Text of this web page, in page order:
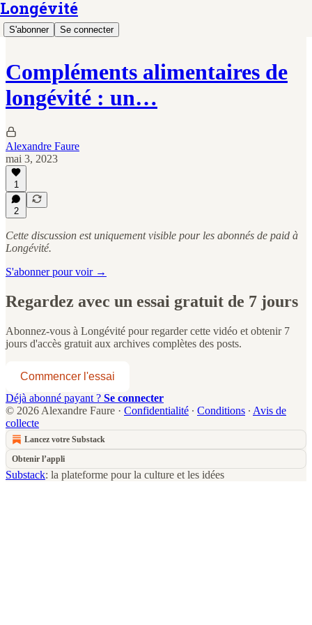
Longévité
S'abonner Se connecter
Compléments alimentaires de
longévité : un…
Alexandre Faure
mai 3, 2023
1
2
Cette discussion est uniquement visible pour les abonnés de paid à
Longévité.
S'abonner pour voir →
Regardez avec un essai gratuit de 7 jours
Abonnez-vous à Longévité pour regarder cette vidéo et obtenir 7
jours d'accès gratuit aux archives complètes des posts.
Commencer l'essai
Déjà abonné payant ? Se connecter
© 2026 Alexandre Faure · Confidentialité ∙ Conditions ∙ Avis de
collecte
Lancez votre Substack
Obtenir l’appli
Substack: la plateforme pour la culture et les idées